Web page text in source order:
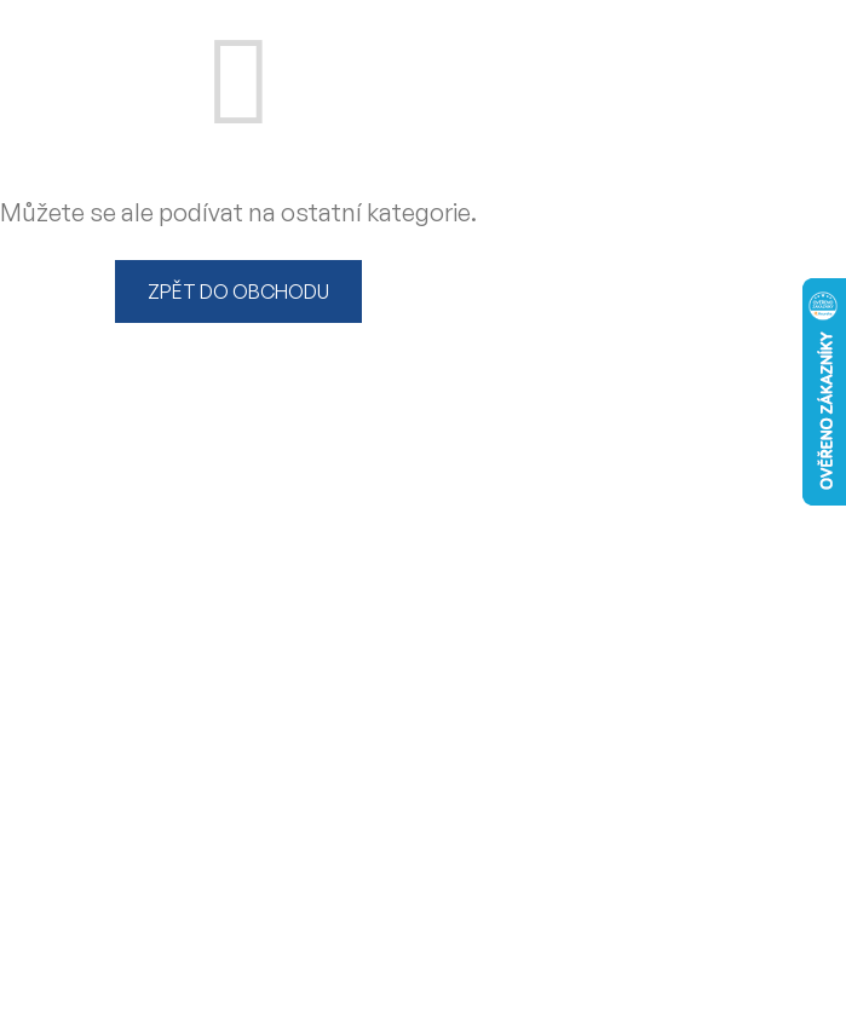
Můžete se ale podívat na ostatní kategorie.
ZPĚT DO OBCHODU